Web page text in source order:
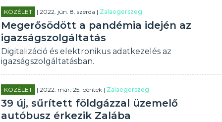
KÖZÉLET | 2022. jún. 8. szerda | Zalaegerszeg
Megerősödött a pandémia idején az
igazságszolgáltatás
Digitalizáció és elektronikus adatkezelés az
igazságszolgáltatásban.
KÖZÉLET | 2022. már. 25. péntek | Zalaegerszeg
39 új, sűrített földgázzal üzemelő
autóbusz érkezik Zalába